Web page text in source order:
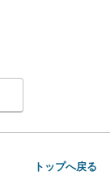
トップへ戻る